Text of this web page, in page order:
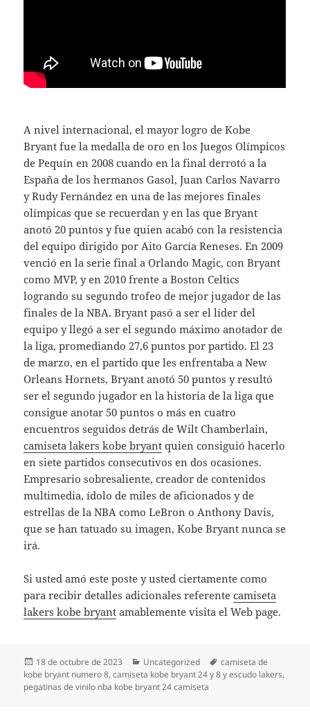
A nivel internacional, el mayor logro de Kobe
Bryant fue la medalla de oro en los Juegos Olímpicos
de Pequín en 2008 cuando en la final derrotó a la
España de los hermanos Gasol, Juan Carlos Navarro
y Rudy Fernández en una de las mejores finales
olímpicas que se recuerdan y en las que Bryant
anotó 20 puntos y fue quien acabó con la resistencia
del equipo dirigido por Aito García Reneses. En 2009
venció en la serie final a Orlando Magic, con Bryant
como MVP, y en 2010 frente a Boston Celtics
logrando su segundo trofeo de mejor jugador de las
finales de la NBA. Bryant pasó a ser el líder del
equipo y llegó a ser el segundo máximo anotador de
la liga, promediando 27,6 puntos por partido. El 23
de marzo, en el partido que les enfrentaba a New
Orleans Hornets, Bryant anotó 50 puntos y resultó
ser el segundo jugador en la historia de la liga que
consigue anotar 50 puntos o más en cuatro
encuentros seguidos detrás de Wilt Chamberlain,
camiseta lakers kobe bryant quien consiguió hacerlo
en siete partidos consecutivos en dos ocasiones.
Empresario sobresaliente, creador de contenidos
multimedia, ídolo de miles de aficionados y de
estrellas de la NBA como LeBron o Anthony Davis,
que se han tatuado su imagen, Kobe Bryant nunca se
irá.
Si usted amó este poste y usted ciertamente como
para recibir detalles adicionales referentecamiseta
lakers kobe bryant amablemente visita el Web page.
Publicado
el
18 de octubre de 2023 Categorías
Uncategorized Etiquetas
camiseta de
kobe bryant numero 8,camiseta kobe bryant 24 y 8 y escudo lakers,
pegatinas de vinilo nba kobe bryant 24 camiseta